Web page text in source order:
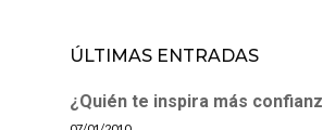
ÚLTIMAS ENTRADAS
¿Quién te inspira más